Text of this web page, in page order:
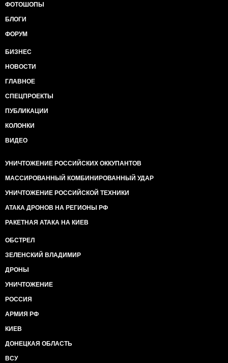
ФОТОШОПЫ
БЛОГИ
ФОРУМ
БИЗНЕС
НОВОСТИ
ГЛАВНОЕ
СПЕЦПРОЕКТЫ
ПУБЛИКАЦИИ
КОЛОНКИ
ВИДЕО
УНИЧТОЖЕНИЕ РОССИЙСКИХ ОККУПАНТОВ
МАССИРОВАННЫЙ КОМБИНИРОВАННЫЙ УДАР
УНИЧТОЖЕНИЕ РОССИЙСКОЙ ТЕХНИКИ
АТАКА ДРОНОВ НА РЕГИОНЫ РФ
РАКЕТНАЯ АТАКА НА КИЕВ
ОБСТРЕЛ
ЗЕЛЕНСКИЙ ВЛАДИМИР
ДРОНЫ
УНИЧТОЖЕНИЕ
РОССИЯ
АРМИЯ РФ
КИЕВ
ДОНЕЦКАЯ ОБЛАСТЬ
ВСУ